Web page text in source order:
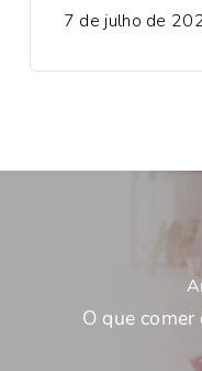
7 de julho de
O que